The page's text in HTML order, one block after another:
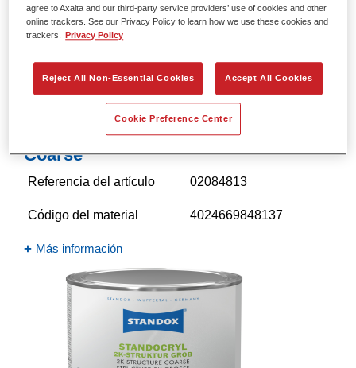
Standocryl 2K Mix 603 Structure
Coarse
Referencia del artículo 02084813
Código del material 4024669848137
Más información
agree to Axalta and our third-party service providers’ use of cookies and other
online trackers. See our Privacy Policy to learn how we use these cookies and
trackers.
Privacy Policy
Reject All Non-Essential Cookies Accept All Cookies
Cookie Preference Center